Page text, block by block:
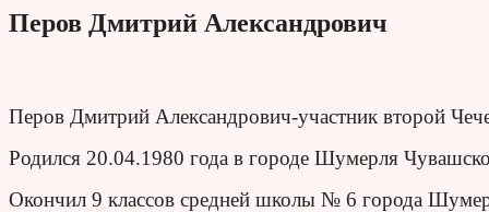
Перов Дмитрий Александрович
Перов Дмитрий Александрович-участник второй
Родился 20.04.1980 года в городе Шумерля
Окончил 9 классов средней школы № 6 города